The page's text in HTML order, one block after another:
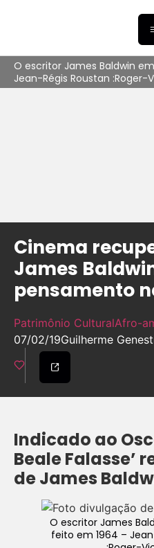
O escritor James Baldwin
Jean-Régis Roustan :Roger-
Cinema
James
pensamento
Patrimônio CulturalAfro-
07/02/19Guilherme
Indicado ao
Beale Falasse’
de James
O escritor James
feito em 1964 –